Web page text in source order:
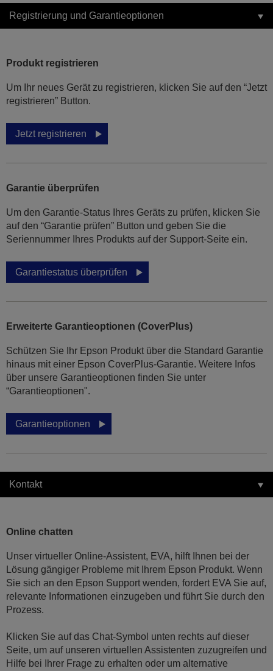
Registrierung und Garantieoptionen
Produkt registrieren
Um Ihr neues Gerät zu registrieren, klicken Sie auf den “Jetzt
registrieren” Button.
Jetzt registrieren
Garantie überprüfen
Um den Garantie-Status Ihres Geräts zu prüfen, klicken Sie
auf den “Garantie prüfen” Button und geben Sie die
Seriennummer Ihres Produkts auf der Support-Seite ein.
Garantiestatus überprüfen
Erweiterte Garantieoptionen (CoverPlus)
Schützen Sie Ihr Epson Produkt über die Standard Garantie
hinaus mit einer Epson CoverPlus-Garantie. Weitere Infos
über unsere Garantieoptionen finden Sie unter
“Garantieoptionen".
Garantieoptionen
Kontakt
Online chatten
Unser virtueller Online-Assistent, EVA, hilft Ihnen bei der
Lösung gängiger Probleme mit Ihrem Epson Produkt. Wenn
Sie sich an den Epson Support wenden, fordert EVA Sie auf,
relevante Informationen einzugeben und führt Sie durch den
Prozess.
Klicken Sie auf das Chat-Symbol unten rechts auf dieser
Seite, um auf unseren virtuellen Assistenten zuzugreifen und
Hilfe bei Ihrer Frage zu erhalten oder um alternative